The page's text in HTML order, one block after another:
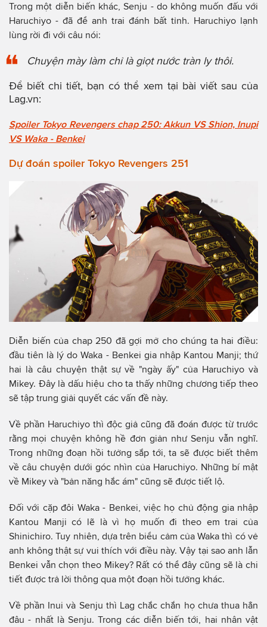
Trong một diễn biến khác, Senju - do không muốn đấu với
Haruchiyo - đã để anh trai đánh bất tỉnh. Haruchiyo lạnh
lùng rời đi với câu nói:
Chuyện mày làm chỉ là giọt nước tràn ly thôi.
Để biết chi tiết, bạn có thể xem tại bài viết sau của
Lag.vn:
Spoiler Tokyo Revengers chap 250: Akkun VS Shion, Inupi
VS Waka - Benkei
Dự đoán spoiler Tokyo Revengers 251
Diễn biến của chap 250 đã gợi mở cho chúng ta hai điều:
đầu tiên là lý do Waka - Benkei gia nhập Kantou Manji; thứ
hai là câu chuyện thật sự về "ngày ấy" của Haruchiyo và
Mikey. Đây là dấu hiệu cho ta thấy những chương tiếp theo
sẽ tập trung giải quyết các vấn đề này.
Về phần Haruchiyo thì độc giả cũng đã đoán được từ trước
rằng mọi chuyện không hề đơn giản như Senju vẫn nghĩ.
Trong những đoạn hồi tưởng sắp tới, ta sẽ được biết thêm
về câu chuyện dưới góc nhìn của Haruchiyo. Những bí mật
về Mikey và "bản năng hắc ám" cũng sẽ được tiết lộ.
Đối với cặp đôi Waka - Benkei, việc họ chủ động gia nhập
Kantou Manji có lẽ là vì họ muốn đi theo em trai của
Shinichiro. Tuy nhiên, dựa trên biểu cảm của Waka thì có vẻ
anh không thật sự vui thích với điều này. Vậy tại sao anh lẫn
Benkei vẫn chọn theo Mikey? Rất có thể đây cũng sẽ là chi
tiết được trả lời thông qua một đoạn hồi tưởng khác.
Về phần Inui và Senju thì Lag chắc chắn họ chưa thua hẳn
đâu - nhất là Senju. Trong các diễn biến tới, hai nhân vật